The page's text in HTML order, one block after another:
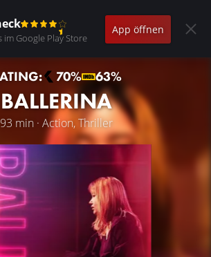
im Google Play Store
App öffnen
70% 63%
BALLERINA
93 min · Action, Thriller